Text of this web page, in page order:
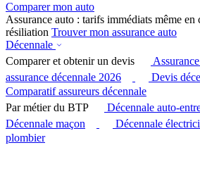
Comparer mon auto
Assurance auto : tarifs immédiats même en
résiliation Trouver mon assurance auto
Décennale
Comparer et obtenir un devis
assurance décennale 2026
Devis
Comparatif assureurs décennale
Par métier du BTP
Décennale auto-
Décennale maçon
Décennale
plombier